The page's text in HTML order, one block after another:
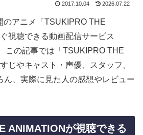
2017.10.04 2026.07.22
のアニメ「TSUKIPRO THE
視聴できる動画配信サービス
この記事では「TSUKIPRO THE
じやキャスト・声優、スタッフ、
ん、実際に見た人の感想やレビュー
ANIMATIONが視聴できる